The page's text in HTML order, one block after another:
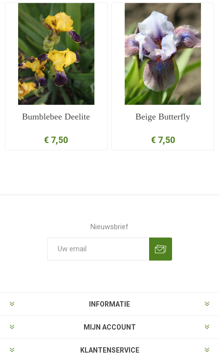
Bumblebee Deelite
€ 7,50
Beige Butterfly
€ 7,50
Nieuwsbrief
INFORMATIE
MIJN ACCOUNT
KLANTENSERVICE